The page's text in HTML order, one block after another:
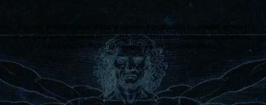
Hinweis: Inhalte dieser Website können künstlerisch bearbeitet, montiert
oder ganz bzw. teilweise KI-unterstützt erstellt sein. Auswahl, Bearbeitung
und Veröffentlichung erfolgen durch Susanne Albers.